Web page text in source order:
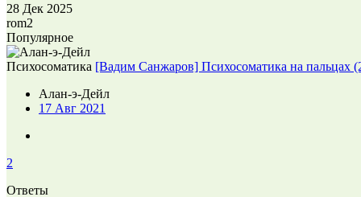
28 Дек 2025
rom2
Популярное
Психосоматика [Вадим Санжаров] Психосоматика на пальцах
Алан-э-Дейл
17 Авг 2021
2
Ответы